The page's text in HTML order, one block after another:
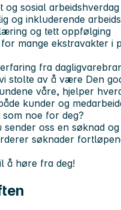
og sosial arbeidshverdag
og inkluderende
og tett oppfølging
mange ekstravakter i
fra
stolte av å være Den
våre, hjelper
kunder og
noe for deg?
sender oss en søknad
søknader
å høre fra deg!